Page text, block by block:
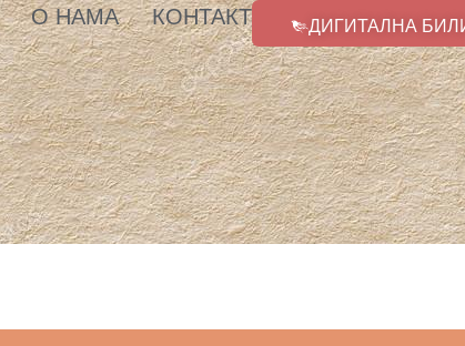
О НАМА КОНТАКТ ДИГИТАЛНА